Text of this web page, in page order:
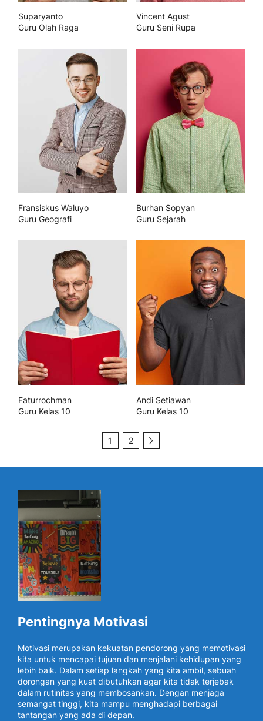
Suparyanto
Guru Olah Raga
Vincent Agust
Guru Seni Rupa
Fransiskus Waluyo
Guru Geografi
Burhan Sopyan
Guru Sejarah
Faturrochman
Guru Kelas 10
Andi Setiawan
Guru Kelas 10
1 2
Pentingnya Motivasi
Motivasi merupakan kekuatan pendorong yang memotivasi
kita untuk mencapai tujuan dan menjalani kehidupan yang
lebih baik. Dalam setiap langkah yang kita ambil, sebuah
dorongan yang kuat dibutuhkan agar kita tidak terjebak
dalam rutinitas yang membosankan. Dengan menjaga
semangat tinggi, kita mampu menghadapi berbagai
tantangan yang ada di depan.